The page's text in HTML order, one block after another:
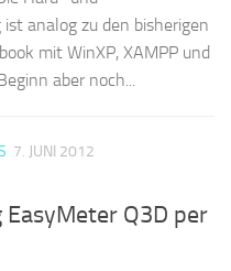
analog zu den bisherigen
mit WinXP, XAMPP und
aber noch...
7. JUNI 2012
Q3D per